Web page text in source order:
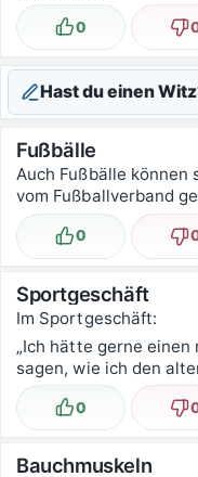
Lustig
0
Hast du einen
Fußbälle
Auch Fußbälle können
vom Fußballverband
Lustig
0
Sportgeschäft
Im Sportgeschäft:
„Ich hätte gerne einen
sagen, wie ich den
Lustig
0
Bauchmuskeln